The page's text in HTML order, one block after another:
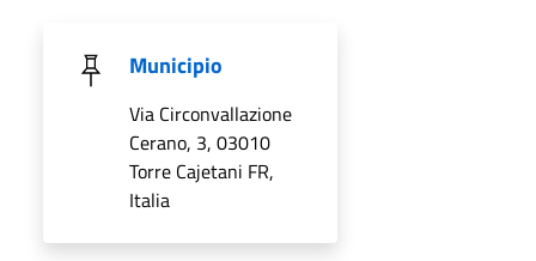
Municipio
Via Circonvallazione
Cerano, 3, 03010
Torre Cajetani FR,
Italia